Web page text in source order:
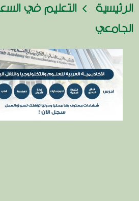
الرئيسية التعليم في
الجامعي